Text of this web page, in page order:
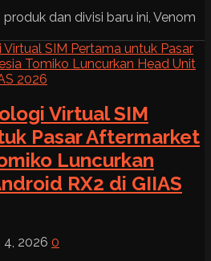
dan divisi baru ini, Venom
Virtual SIM
Pasar Aftermarket
Luncurkan
RX2 di GIIAS
4, 2026 0